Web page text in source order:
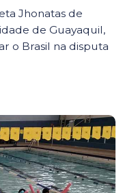
Jhonatas de
de Guayaquil,
o Brasil na disputa